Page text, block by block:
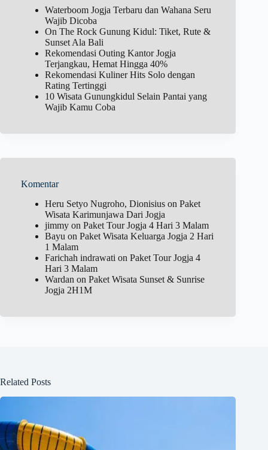
Waterboom Jogja Terbaru dan Wahana Seru
Wajib Dicoba
On The Rock Gunung Kidul: Tiket, Rute &
Sunset Ala Bali
Rekomendasi Outing Kantor Jogja
Terjangkau, Hemat Hingga 40%
Rekomendasi Kuliner Hits Solo dengan
Rating Tertinggi
10 Wisata Gunungkidul Selain Pantai yang
Wajib Kamu Coba
Komentar
Heru Setyo Nugroho, Dionisius on Paket
Wisata Karimunjawa Dari Jogja
jimmy on Paket Tour Jogja 4 Hari 3 Malam
Bayu on Paket Wisata Keluarga Jogja 2 Hari
1 Malam
Farichah indrawati on Paket Tour Jogja 4
Hari 3 Malam
Wardan on Paket Wisata Sunset & Sunrise
Jogja 2H1M
Related Posts